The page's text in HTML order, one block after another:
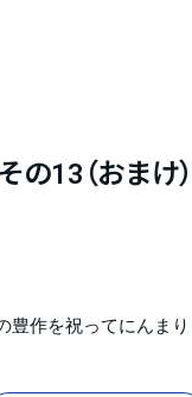
13（おまけ）
作を祝ってにんま